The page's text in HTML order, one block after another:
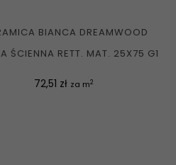
BIANCA DREAMWOOD
ŚCIENNA RETT. MAT. 25X75 G1
Cena
72,51 zł za m2